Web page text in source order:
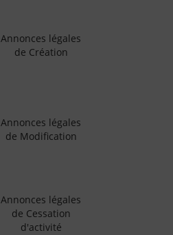
Annonces légales
de Création
Annonces légales
de Modification
Annonces légales
de Cessation
d'activité